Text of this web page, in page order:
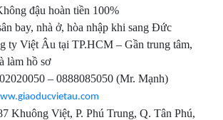
đậu hoàn tiền 100%
bay, nhà ở, hòa nhập khi sang Đức
ty Việt Âu tại TP.HCM – Gần trung tâm,
làm hồ sơ
– 0888085050 (Mr. Mạnh)
Khuông Việt, P. Phú Trung, Q. Tân Phú,